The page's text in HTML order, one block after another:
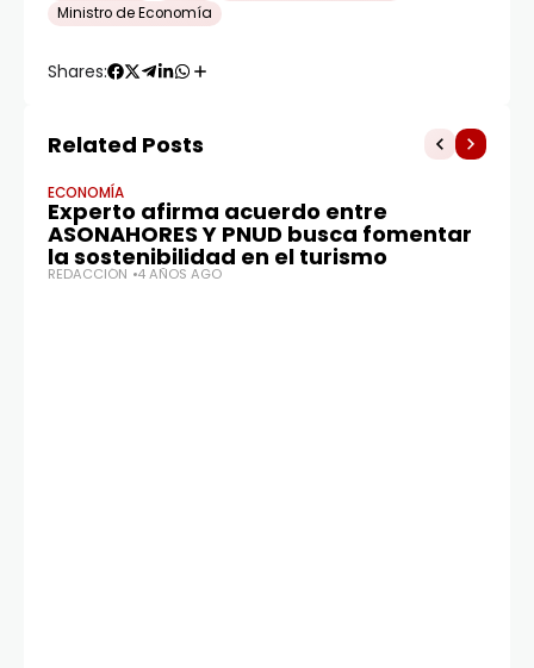
Ministro de Economía
Shares:
Related Posts
ECONOMÍA
Experto afirma acuerdo entre
ASONAHORES Y PNUD busca fomentar
la sostenibilidad en el turismo
REDACCIÓN 4 AÑOS AGO